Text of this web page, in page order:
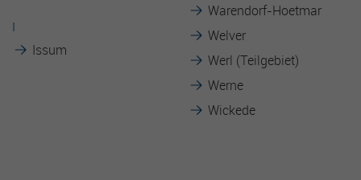
I
Issum
Warendorf-Hoetmar
Welver
Werl (Teilgebiet)
Werne
Wickede